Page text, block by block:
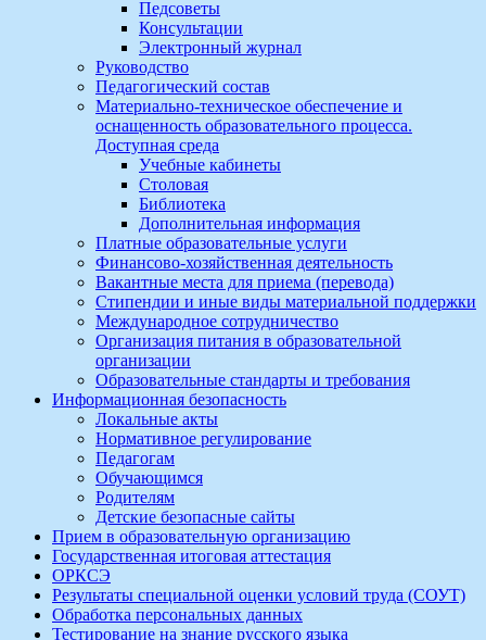
Педсоветы
Консультации
Электронный журнал
Руководство
Педагогический состав
Материально-техническое обеспечение и
оснащенность образовательного процесса.
Доступная среда
Учебные кабинеты
Столовая
Библиотека
Дополнительная информация
Платные образовательные услуги
Финансово-хозяйственная деятельность
Вакантные места для приема (перевода)
Стипендии и иные виды материальной поддержки
Международное сотрудничество
Организация питания в образовательной
организации
Образовательные стандарты и требования
Информационная безопасность
Локальные акты
Нормативное регулирование
Педагогам
Обучающимся
Родителям
Детские безопасные сайты
Прием в образовательную организацию
Государственная итоговая аттестация
ОРКСЭ
Результаты специальной оценки условий труда (СОУТ)
Обработка персональных данных
Тестирование на знание русского языка